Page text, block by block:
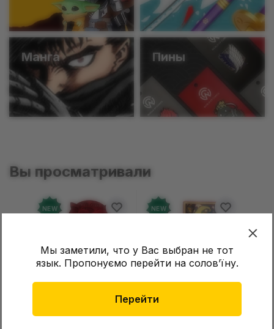
Мы заметили, что у Вас выбран не тот
язык. Пропонуємо перейти на соловʼїну.
Перейти
Манга Пины
Вы просматривали
NEW NEW
Фігурка Pop Mart: